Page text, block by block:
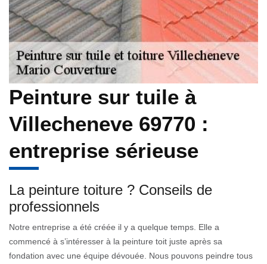
Peinture sur tuile à
Villecheneve 69770 :
entreprise sérieuse
La peinture toiture ? Conseils de
professionnels
Notre entreprise a été créée il y a quelque temps. Elle a
commencé à s’intéresser à la peinture toit juste après sa
fondation avec une équipe dévouée. Nous pouvons peindre tous